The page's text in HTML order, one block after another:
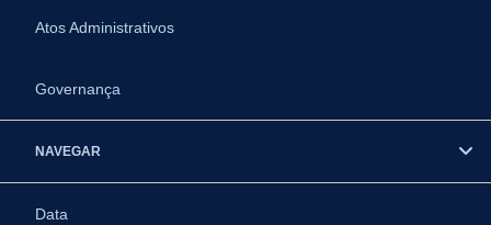
Atos Administrativos
Governança
NAVEGAR
Data